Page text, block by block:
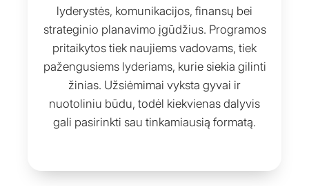
lyderystės, komunikacijos, finansų bei
strateginio planavimo įgūdžius. Programos
pritaikytos tiek naujiems vadovams, tiek
pažengusiems lyderiams, kurie siekia gilinti
žinias. Užsiėmimai vyksta gyvai ir
nuotoliniu būdu, todėl kiekvienas dalyvis
gali pasirinkti sau tinkamiausią formatą.